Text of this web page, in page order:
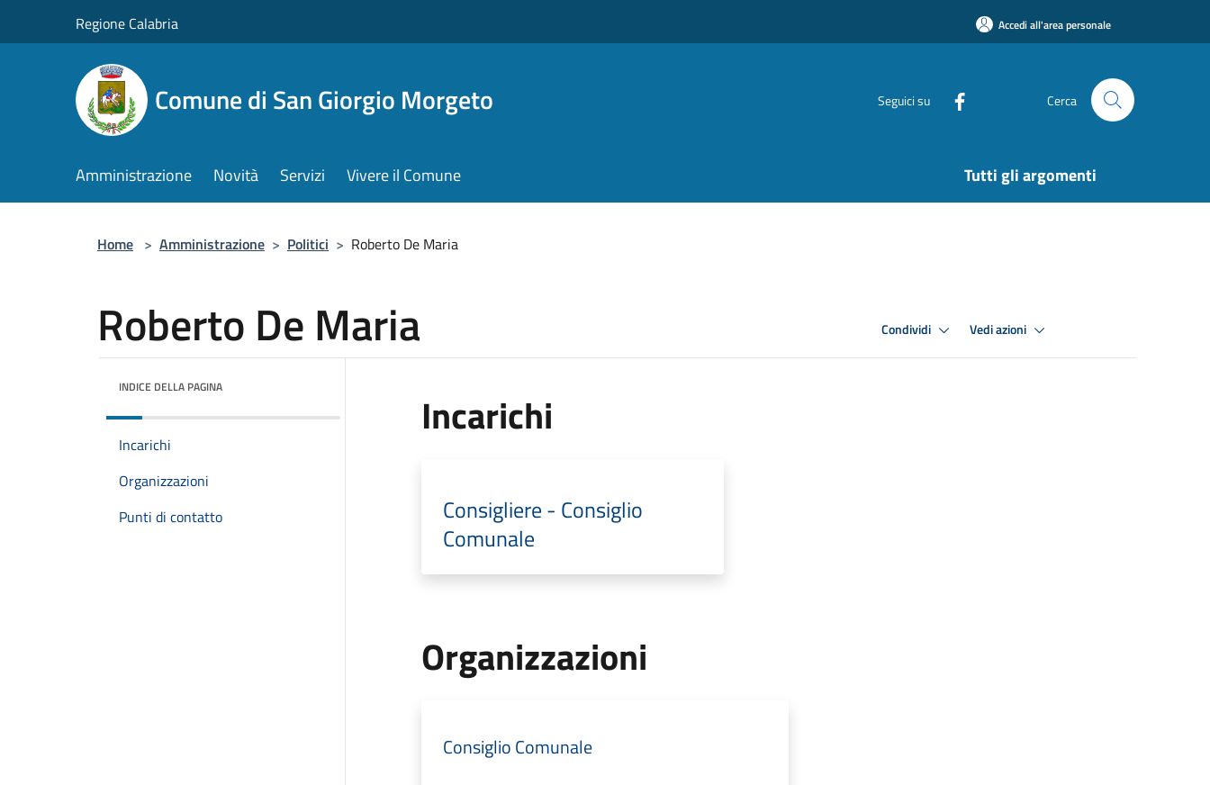
Regione Calabria Accedi all'area personale
Comune di San Giorgio Morgeto Seguici su Cerca
Amministrazione Novità Servizi Vivere il Comune Tutti gli argomenti
Home > Amministrazione > Politici > Roberto De Maria
Roberto De Maria Condividi Vedi azioni
INDICE DELLA PAGINA
Incarichi
Organizzazioni
Punti di contatto
Incarichi
Consigliere - Consiglio
Comunale
Organizzazioni
Consiglio Comunale